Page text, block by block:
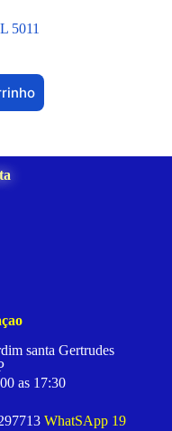
5011
santa Gertrudes
as 17:30
WhatSApp 19